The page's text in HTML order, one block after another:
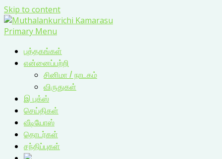
Skip to content
Primary Menu
புத்தகங்கள்
என்னைப்பற்றி
சினிமா / நாடகம்
விருதுகள்
இ புக்ஸ்
செய்திகள்
வீடியோஸ்
தொடர்கள்
சந்திப்புகள்